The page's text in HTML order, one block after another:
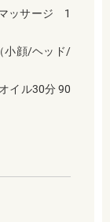
ッサージ 1
小顔/ヘッド/
イル30分 90